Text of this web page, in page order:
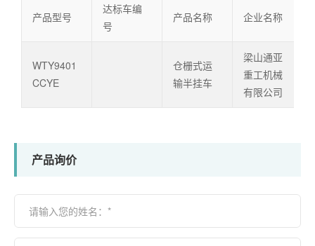
产品型号
达标车编
号
产品名称 企业名称
WTY9401
CCYE
仓栅式运
输半挂车
梁山通亚
重工机械
有限公司
产品询价
请输入您的姓名：*